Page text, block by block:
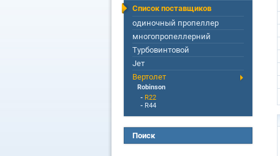
Список поставщиков
одиночный пропеллер
многопропеллерний
Турбовинтовой
Jет
Вертолет
Robinson
- R22
- R44
Поиск